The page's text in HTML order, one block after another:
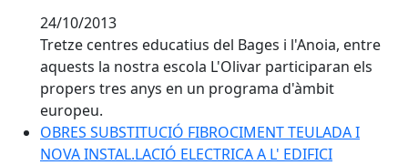
24/10/2013
Tretze centres educatius del Bages i l'Anoia, entre
aquests la nostra escola L'Olivar participaran els
propers tres anys en un programa d'àmbit
europeu.
OBRES SUBSTITUCIÓ FIBROCIMENT TEULADA I
OBRES SUBSTITUCIÓ FIBROCIMENT TEULADA I
NOVA INSTAL.LACIÓ ELECTRICA A L' EDIFICI